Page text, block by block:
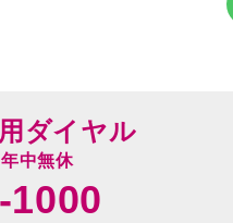
ダイヤル
中無休
1000